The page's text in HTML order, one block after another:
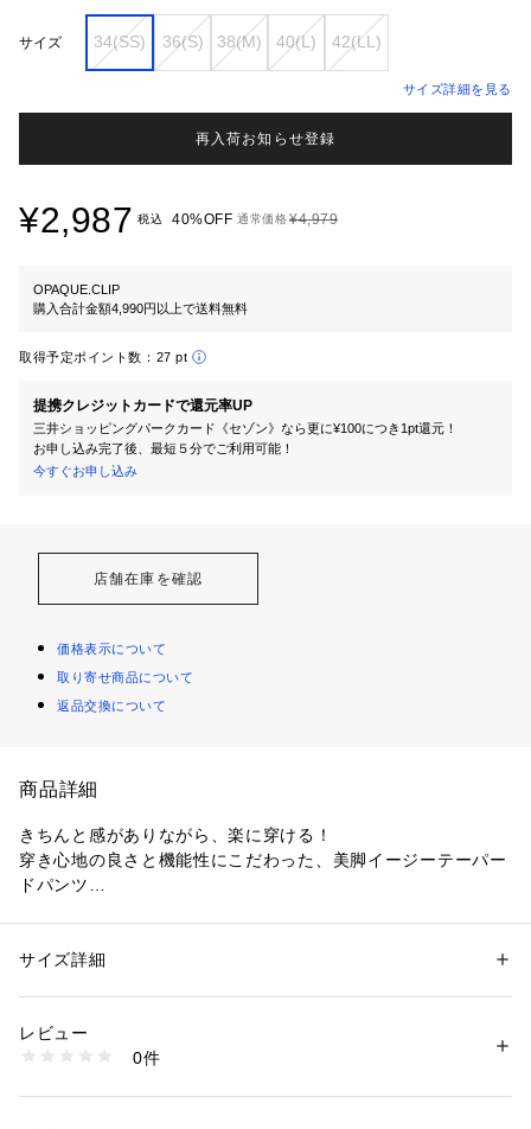
サイズ 34(SS) 36(S) 38(M) 40(L) 42(LL)
サイズ詳細を見る
再入荷お知らせ登録
¥2,987 税込 40%OFF 通常価格¥4,979
OPAQUE.CLIP
購入合計金額4,990円以上で送料無料
取得予定ポイント数： 27 pt
提携クレジットカードで還元率UP
三井ショッピングパークカード《セゾン》なら更に¥100につき1pt還元！
お申し込み完了後、最短５分でご利用可能！
今すぐお申し込み
店舗在庫を確認
価格表示について
取り寄せ商品について
返品交換について
商品詳細
きちんと感がありながら、楽に穿ける！
穿き心地の良さと機能性にこだわった、美脚イージーテーパー
ドパンツ
・シルエットに徹底してこだわった、イージーウエストタイプ
ドする美脚シルエット。
・ウエストはゴム仕様でイージーな穿き心地。ゴム周りのギャ
性別：レディース
素材：ポリエステル97％ ポリウレタン3％
商品番号：
637-65058 （ショップ）
サイズ詳細
レビュー
0件